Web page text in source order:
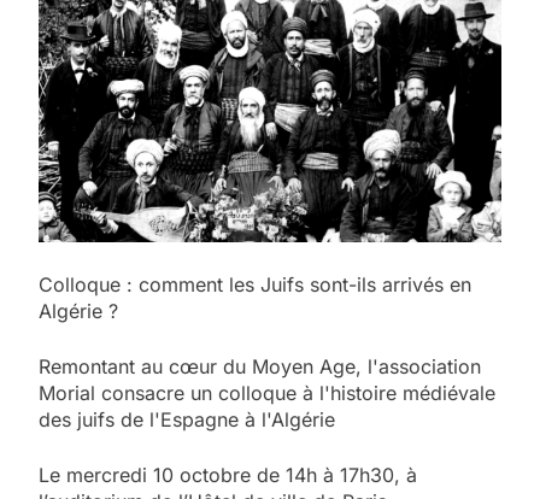
Colloque : comment les Juifs sont-ils arrivés en
Algérie ?
Remontant au cœur du Moyen Age, l'association
Morial consacre un colloque à l'histoire médiévale
des juifs de l'Espagne à l'Algérie
Le mercredi 10 octobre de 14h à 17h30, à